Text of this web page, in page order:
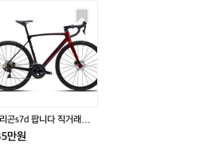
곤s7d 팝니다 직거래시
가능
만원